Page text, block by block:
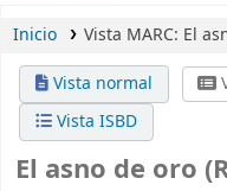
Inicio
Vista MARC: El
Vista normal
Vista ISBD
El asno de oro